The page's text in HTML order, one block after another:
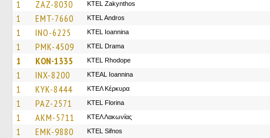
1 ZAZ-8030 KTEL Zakynthos
1 EMT-7660 KTEL Andros
1 INO-6225 KTEL Ioannina
1 PMK-4509 KTEL Drama
1 KON-1335 KTEL Rhodope
1 INX-8200 KTEAL Ioannina
1 KYK-8444 ΚΤΕΛ Κέρκυρα
1 PAZ-2571 KTEL Florina
1 AKM-5711 ΚΤΕΛ Λακωνίας
1 EMK-9880 KTEL Sifnos